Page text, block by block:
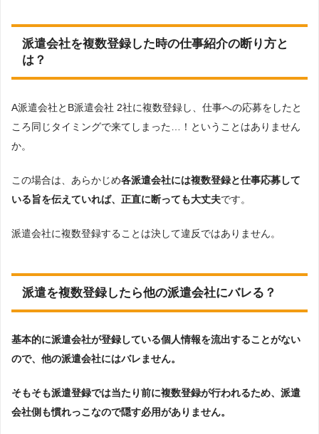
派遣会社を複数登録した時の仕事紹介の断り方と
は？
A派遣会社とB派遣会社 2社に複数登録し、仕事への応募をしたと
ころ同じタイミングで来てしまった…！ということはありません
か。
この場合は、あらかじめ各派遣会社には複数登録と仕事応募して
いる旨を伝えていれば、正直に断っても大丈夫です。
派遣会社に複数登録することは決して違反ではありません。
派遣を複数登録したら他の派遣会社にバレる？
基本的に派遣会社が登録している個人情報を流出することがない
ので、他の派遣会社にはバレません。
そもそも派遣登録では当たり前に複数登録が行われるため、派遣
会社側も慣れっこなので隠す必用がありません。